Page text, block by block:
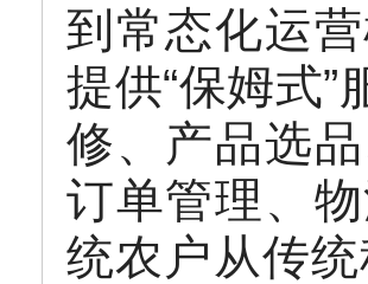
到常态化运
提供“保姆式
修、产品选
订单管理、
统农户从传